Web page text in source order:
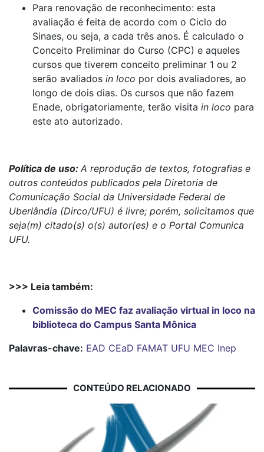
Para renovação de reconhecimento: esta
avaliação é feita de acordo com o Ciclo do
Sinaes, ou seja, a cada três anos. É calculado o
Conceito Preliminar do Curso (CPC) e aqueles
cursos que tiverem conceito preliminar 1 ou 2
serão avaliados in loco por dois avaliadores, ao
longo de dois dias. Os cursos que não fazem
Enade, obrigatoriamente, terão visita in loco para
este ato autorizado.
Política de uso: A reprodução de textos, fotografias e
outros conteúdos publicados pela Diretoria de
Comunicação Social da Universidade Federal de
Uberlândia (Dirco/UFU) é livre; porém, solicitamos que
seja(m) citado(s) o(s) autor(es) e o Portal Comunica
UFU.
>>> Leia também:
Comissão do MEC faz avaliação virtual in loco na
biblioteca do Campus Santa Mônica
Palavras-chave: EAD CEaD FAMAT UFU MEC Inep
CONTEÚDO RELACIONADO